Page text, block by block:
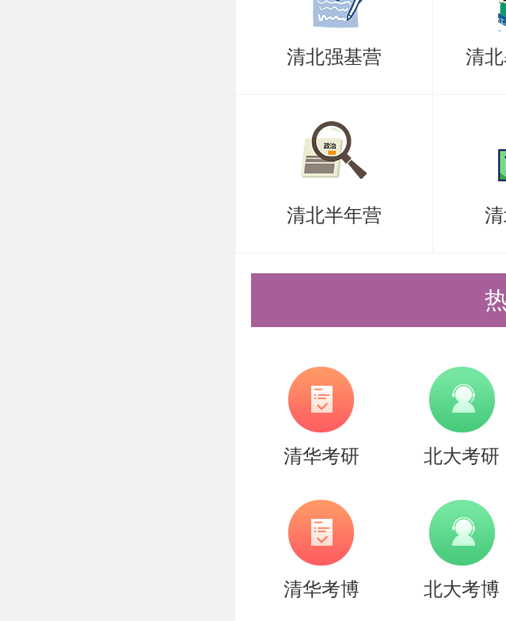
2.申请时间
我院在申请时间2026年7
系统（https://
报名手续。
日10:00-2026年7月28日
申请人将以下材料在申
系统（
（1）有效身份证明；
（2）外语水平证明；
（3）本科及硕士研究生
注册备案表》或《教育
位证书（须附学信网《
告》）、硕士研究生学
清北强基营 清
清北半年营
清华考研 北大考研
清华考博 北大考博